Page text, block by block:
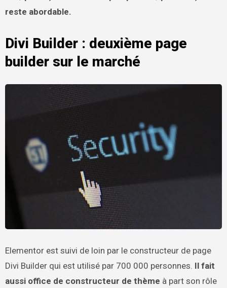
reste abordable.
Divi Builder : deuxième page
builder sur le marché
Elementor est suivi de loin par le constructeur de page
Divi Builder qui est utilisé par 700 000 personnes. Il fait
aussi office de constructeur de thème à part son rôle